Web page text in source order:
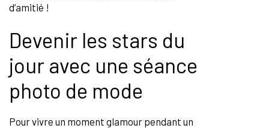
d’amitié !
Devenir les stars du
jour avec une séance
photo de mode
Pour vivre un moment glamour pendant un